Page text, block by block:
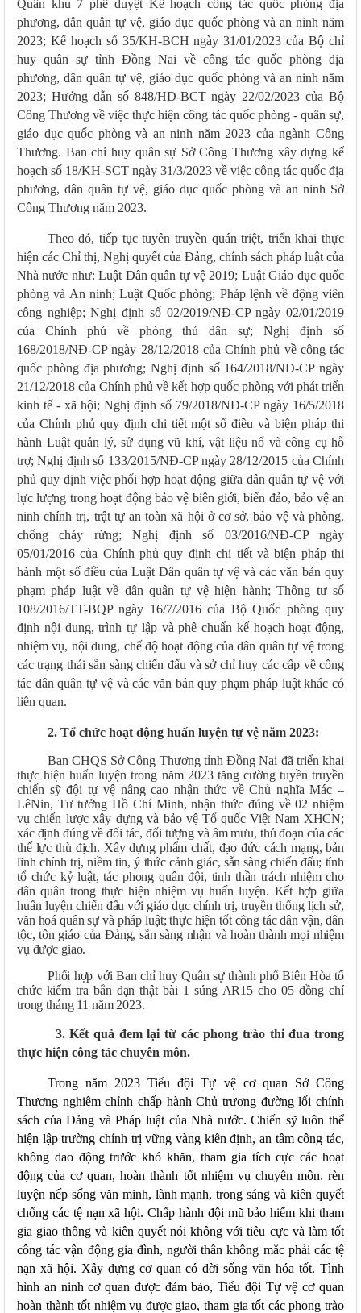
Quân khu 7 phê duyệt Kế hoạch công tác quốc phòng địa
phương, dân quân tự vệ, giáo dục quốc phòng và an ninh năm
2023; Kế hoạch số 35/KH-BCH ngày 31/01/2023 của Bộ chỉ
huy quân sự tỉnh Đồng Nai về công tác quốc phòng địa
phương, dân quân tự vệ, giáo dục quốc phòng và an ninh năm
2023; Hướng dẫn số 848/HD-BCT ngày 22/02/2023 của Bộ
Công Thương về việc thực hiện công tác quốc phòng - quân sự,
giáo dục quốc phòng và an ninh năm 2023 của ngành Công
Thương. Ban chỉ huy quân sự Sở Công Thương xây dựng kế
hoạch số 18/KH-SCT ngày 31/3/2023 về việc công tác quốc địa
phương, dân quân tự vệ, giáo dục quốc phòng và an ninh Sở
Công Thương năm 2023.
Theo đó, tiếp tục tuyên truyền quán triệt, triển khai thực
hiện các Chỉ thị, Nghị quyết của Đảng, chính sách pháp luật của
Nhà nước như: Luật Dân quân tự vệ 2019; Luật Giáo dục quốc
phòng và An ninh; Luật Quốc phòng; Pháp lệnh về động viên
công nghiệp; Nghị định số 02/2019/NĐ-CP ngày 02/01/2019
của Chính phủ về phòng thủ dân sự; Nghị định số
168/2018/NĐ-CP ngày 28/12/2018 của Chính phủ về công tác
quốc phòng địa phương; Nghị định số 164/2018/NĐ-CP ngày
21/12/2018 của Chính phủ về kết hợp quốc phòng với phát triển
kinh tế - xã hội; Nghị định số 79/2018/NĐ-CP ngày 16/5/2018
của Chính phủ quy định chi tiết một số điều và biện pháp thi
hành Luật quản lý, sử dụng vũ khí, vật liệu nổ và công cụ hỗ
trợ; Nghị định số 133/2015/NĐ-CP ngày 28/12/2015 của Chính
phủ quy định việc phối hợp hoạt động giữa dân quân tự vệ với
lực lượng trong hoạt động bảo vệ biên giới, biển đảo, bảo vệ an
ninh chính trị, trật tự an toàn xã hội ở cơ sở, bảo vệ và phòng,
chống cháy rừng; Nghị định số 03/2016/NĐ-CP ngày
05/01/2016 của Chính phủ quy định chi tiết và biện pháp thi
hành một số điều của Luật Dân quân tự vệ và các văn bản quy
phạm pháp luật về dân quân tự vệ hiện hành; Thông tư số
108/2016/TT-BQP ngày 16/7/2016 của Bộ Quốc phòng quy
định nội dung, trình tự lập và phê chuẩn kế hoạch hoạt động,
nhiệm vụ, nội dung, chế độ hoạt động của dân quân tự vệ trong
các trạng thái sẵn sàng chiến đấu và sở chỉ huy các cấp về công
tác dân quân tự vệ và các văn bản quy phạm pháp luật khác có
liên quan.
2. Tổ chức hoạt động huấn luyện tự vệ năm 2023:
Ban CHQS Sở Công Thương tỉnh Đồng Nai đã triển khai
thực hiện huấn luyện trong năm 2023 tăng cường tuyền truyền
chiến sỹ đội tự vệ nâng cao nhận thức về Chủ nghĩa Mác –
LêNin, Tư tưởng Hồ Chí Minh, nhận thức đúng về 02 nhiệm
vụ chiến lược xây dựng và bảo vệ Tổ quốc Việt Nam XHCN;
xác định đúng về đối tác, đối tượng và âm mưu, thủ đoạn của các
thế lực thù địch. Xây dựng phẩm chất, đạo đức cách mạng, bản
lĩnh chính trị, niềm tin, ý thức cảnh giác, sẵn sàng chiến đấu; tính
tổ chức kỷ luật, tác phong quân đội, tinh thần trách nhiệm cho
dân quân trong thực hiện nhiệm vụ huấn luyện. Kết hợp giữa
huấn luyện chiến đấu với giáo dục chính trị, truyền thống lịch sử,
văn hoá quân sự và pháp luật; thực hiện tốt công tác dân vận, dân
tộc, tôn giáo của Đảng, sẵn sàng nhận và hoàn thành mọi nhiệm
vụ được giao.
Phối hợp với Ban chỉ huy Quân sự thành phố Biên Hòa tổ
chức kiểm tra bắn đạn thật bài 1 súng AR15 cho 05 đồng chí
trong tháng 11 năm 2023.
3. Kết quả đem lại từ các phong trào thi đua trong
thực hiện công tác chuyên môn.
Trong năm 2023 Tiểu đội Tự vệ cơ quan Sở Công
Thương nghiêm chỉnh chấp hành Chủ trương đường lối chính
sách của Đảng và Pháp luật của Nhà nước. Chiến sỹ luôn thể
hiện lập trường chính trị vững vàng kiên định, an tâm công tác,
không dao động trước khó khăn, tham gia tích cực các hoạt
động của cơ quan, hoàn thành tốt nhiệm vụ chuyên môn.rèn
luyện nếp sống văn minh, lành mạnh, trong sáng và kiên quyết
chống các tệ nạn xã hội. Chấp hành đội mũ bảo hiểm khi tham
gia giao thông và kiên quyết nói không với tiêu cực và làm tốt
công tác vận động gia đình, người thân không mắc phải các tệ
nạn xã hội. Xây dựng cơ quan có đời sống văn hóa tốt. Tình
hình an ninh cơ quan được đảm bảo, Tiểu đội Tự vệ cơ quan
hoàn thành tốt nhiệm vụ được giao, tham gia tốt các phong trào